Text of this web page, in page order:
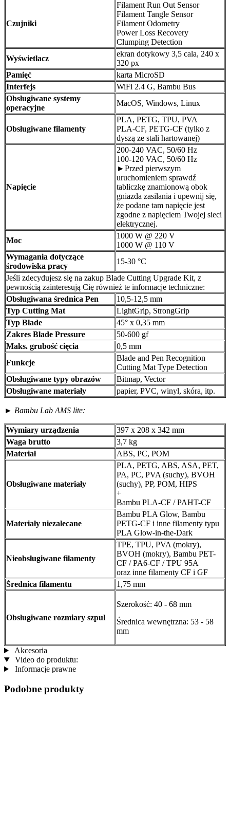
Czujniki
Filament Run Out Sensor
Filament Tangle Sensor
Filament Odometry
Power Loss Recovery
Clumping Detection
Wyświetlacz
ekran dotykowy 3,5 cala, 240 x
320 px
Pamięć
karta MicroSD
Interfejs
WiFi 2.4 G, Bambu Bus
Obsługiwane systemy
operacyjne
MacOS, Windows, Linux
Obsługiwane filamenty
PLA, PETG, TPU, PVA
PLA-CF, PETG-CF (tylko z
dyszą ze stali hartowanej)
Napięcie
200-240 VAC, 50/60 Hz
100-120 VAC, 50/60 Hz
►Przed pierwszym
uruchomieniem sprawdź
tabliczkę znamionową obok
gniazda zasilania i upewnij się,
że podane tam napięcie jest
zgodne z napięciem Twojej sieci
elektrycznej.
Moc
1000 W @ 220 V
1000 W @ 110 V
Wymagania dotyczące
środowiska pracy
15-30 °C
Jeśli zdecydujesz się na zakup Blade Cutting Upgrade Kit, z
pewnością zainteresują Cię również te informacje techniczne:
Obsługiwana średnica Pen
10,5-12,5 mm
Typ Cutting Mat
LightGrip, StrongGrip
Typ Blade
45° x 0,35 mm
Zakres Blade Pressure
50-600 gf
Maks. grubość cięcia
0,5 mm
Funkcje
Blade and Pen Recognition
Cutting Mat Type Detection
Obsługiwane typy obrazów
Bitmap, Vector
Obsługiwane materiały
papier, PVC, winyl, skóra, itp.
► Bambu Lab AMS lite:
Wymiary urządzenia
397 x 208 x 342 mm
Waga brutto
3,7 kg
Materiał
ABS, PC, POM
Obsługiwane materiały
PLA, PETG, ABS, ASA, PET,
PA, PC, PVA (suchy), BVOH
(suchy), PP, POM, HIPS
+
Bambu PLA-CF / PAHT-CF
Materiały niezalecane
Bambu PLA Glow, Bambu
PETG-CF i inne filamenty typu
PLA Glow-in-the-Dark
Nieobsługiwane filamenty
TPE, TPU, PVA (mokry),
BVOH (mokry), Bambu PET-
CF / PA6-CF / TPU 95A
oraz inne filamenty CF i GF
Średnica filamentu
1,75 mm
Obsługiwane rozmiary szpul
Szerokość: 40 - 68 mm
Średnica wewnętrzna: 53 - 58
mm
Akcesoria
Video do produktu:
Informacje prawne
Podobne produkty